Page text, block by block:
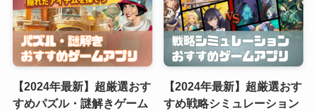
【2024年最新】超厳選おす
すめパズル・謎解きゲーム
【2024年最新】超厳選おす
すめ戦略シミュレーション